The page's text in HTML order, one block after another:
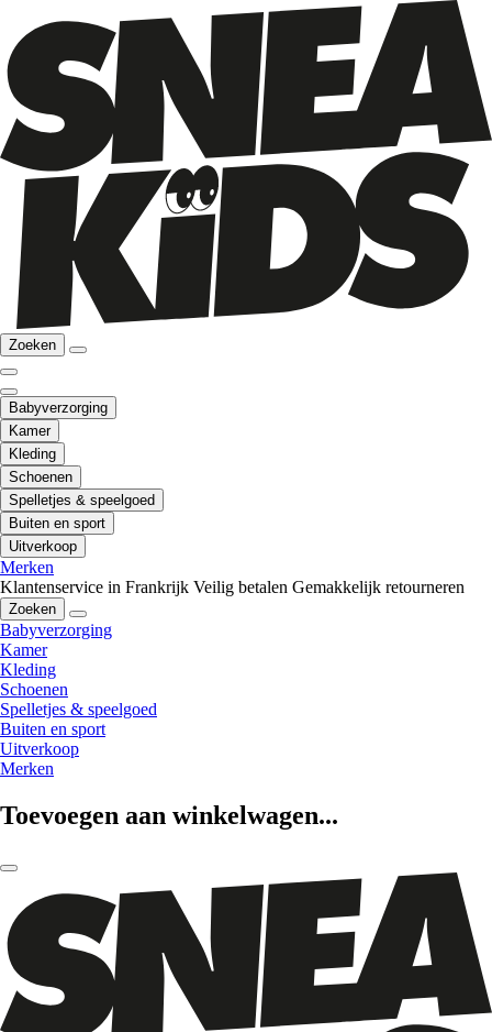
Zoeken
Babyverzorging
Kamer
Kleding
Schoenen
Spelletjes & speelgoed
Buiten en sport
Uitverkoop
Merken
Klantenservice in Frankrijk Veilig betalen Gemakkelijk retourneren
Zoeken
Babyverzorging
Kamer
Kleding
Schoenen
Spelletjes & speelgoed
Buiten en sport
Uitverkoop
Merken
Toevoegen aan winkelwagen...